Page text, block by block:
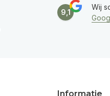
9,1
Wij
Informatie